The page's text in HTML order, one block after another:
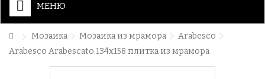
МЕНЮ
Мозаика Мозаика из мрамора
Arabesco
Arabesco Arabescato 134x158 плитка из мрамора